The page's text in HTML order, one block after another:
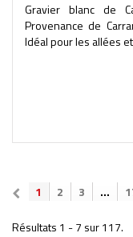
Gravier blanc de
Provenance de
Idéal pour les allées
1 2 3 ...
Résultats 1 - 7 sur 117.